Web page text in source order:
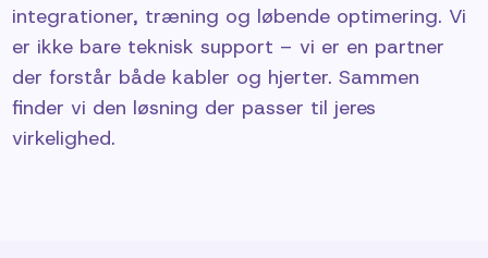
integrationer, træning og løbende optimering. Vi
er ikke bare teknisk support – vi er en partner
der forstår både kabler og hjerter. Sammen
finder vi den løsning der passer til jeres
virkelighed.